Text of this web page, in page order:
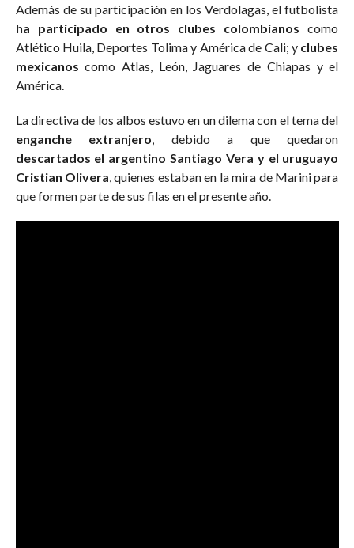
Además de su participación en los Verdolagas, el futbolista
ha participado en otros clubes colombianos como
Atlético Huila, Deportes Tolima y América de Cali; y clubes
mexicanos como Atlas, León, Jaguares de Chiapas y el
América.
La directiva de los albos estuvo en un dilema con el tema del
enganche extranjero, debido a que quedaron
descartados el argentino Santiago Vera y el uruguayo
Cristian Olivera, quienes estaban en la mira de Marini para
que formen parte de sus filas en el presente año.